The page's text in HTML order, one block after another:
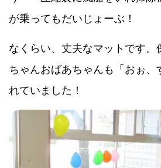
が乗ってもだいじょーぶ！
なくらい、丈夫なマットです。
ちゃんおばあちゃんも「おぉ、
れていました！